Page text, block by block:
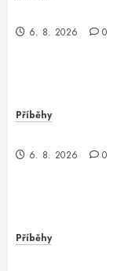
6. 8. 2026 0
Příběhy
6. 8. 2026 0
Příběhy